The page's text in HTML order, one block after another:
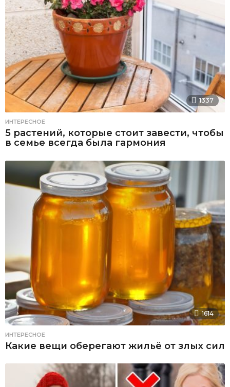
1337
ИНТЕРЕСНОЕ
5 растений, которые стоит завести, чтобы
в семье всегда была гармония
1614
ИНТЕРЕСНОЕ
Какие вещи оберегают жильё от злых сил